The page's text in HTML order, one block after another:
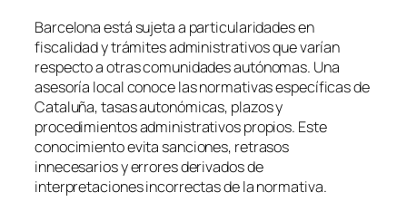
Barcelona está sujeta a particularidades en
fiscalidad y trámites administrativos que varían
respecto a otras comunidades autónomas. Una
asesoría local conoce las normativas específicas de
Cataluña, tasas autonómicas, plazos y
procedimientos administrativos propios. Este
conocimiento evita sanciones, retrasos
innecesarios y errores derivados de
interpretaciones incorrectas de la normativa.